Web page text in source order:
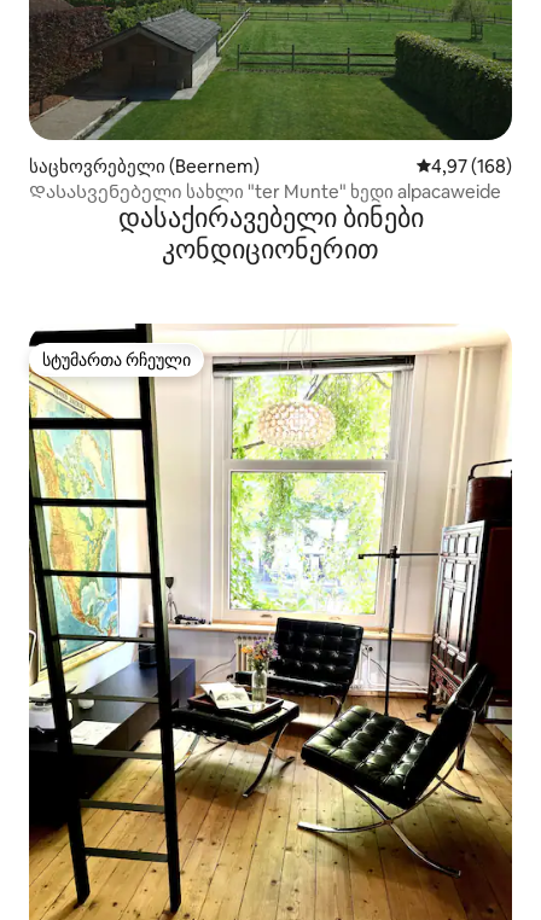
საცხოვრებელი (Beernem) საშუალო
4,97 (168)
Დასასვენებელი სახლი "ter Munte" ხედი alpacaweide
დასაქირავებელი ბინები
კონდიციონერით
სტუმართა რჩეული
სტუმართა რჩეული